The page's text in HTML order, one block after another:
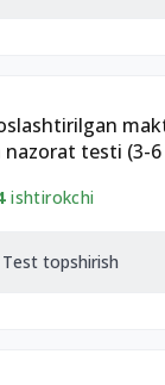
testi (3-6
ishtirokchi
Test topshirish